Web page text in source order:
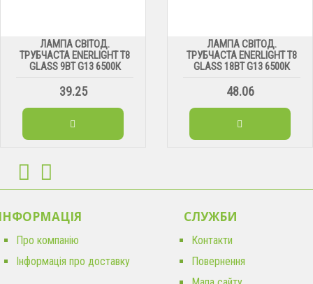
ЛАМПА СВІТОД.
ТРУБЧАСТА ENERLIGHT Т8
GLASS 9ВТ G13 6500К
39.25
ЛАМПА СВІТОД.
ТРУБЧАСТА ENERLIGHT Т8
GLASS 18ВТ G13 6500К
48.06
Про компанію
Інформація про доставку
CЛУЖБИ
Контакти
Повернення